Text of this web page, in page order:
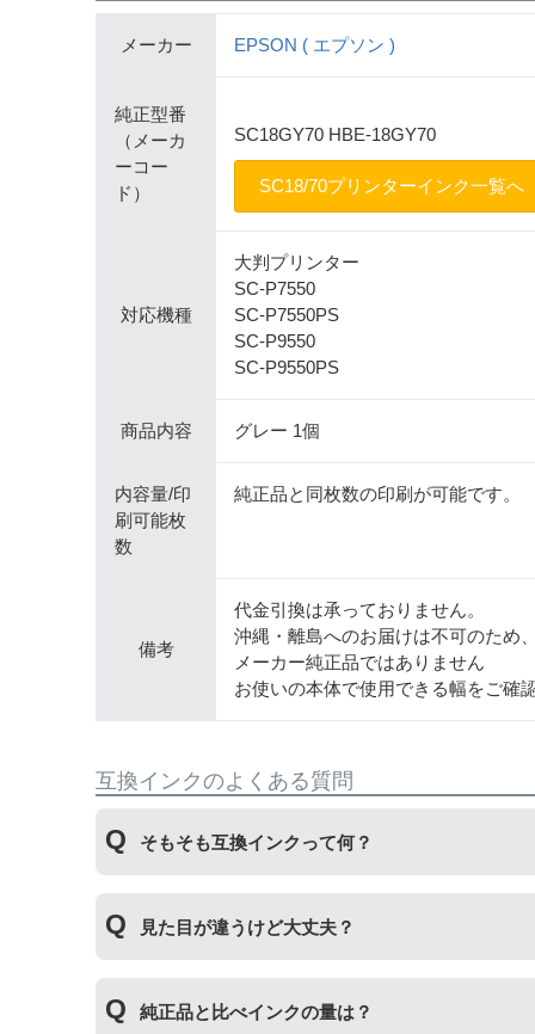
メーカー EPSON ( エプソン )
純正型番
（メーカ
ーコー
ド）
SC18GY70 HBE-18GY70
SC18/70プリンターインク一覧へ
対応機種
大判プリンター
SC-P7550
SC-P7550PS
SC-P9550
SC-P9550PS
商品内容 グレー 1個
内容量/印
刷可能枚
数
純正品と同枚数の印刷が可能です。
備考
代金引換は承っておりません。
沖縄・離島へのお届けは不可のため
メーカー純正品ではありません
お使いの本体で使用できる幅をご確
互換インクのよくある質問
そもそも互換インクって何？
いただくことができます。
見た目が違うけど大丈夫？
場合もございます。使用には問題ございませんの
純正品と比べインクの量は？